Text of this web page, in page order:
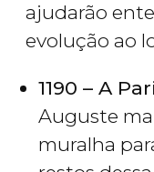
ajudarão
evolução ao
1190 – A
Auguste
muralha